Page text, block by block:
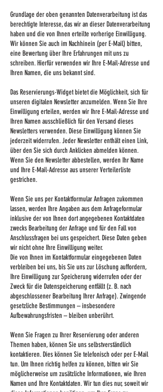
Grundlage der oben genannten Datenverarbeitung ist das
berechtigte Interesse, das wir an dieser Datenverarbeitung
haben und die von Ihnen erteilte vorherige Einwilligung.
Wir können Sie auch im Nachhinein (per E-Mail) bitten,
eine Bewertung über Ihre Erfahrungen mit uns zu
schreiben. Hierfür verwenden wir Ihre E-Mail-Adresse und
Ihren Namen, die uns bekannt sind.
Das Reservierungs-Widget bietet die Möglichkeit, sich für
unseren digitalen Newsletter anzumelden. Wenn Sie Ihre
Einwilligung erteilen, werden wir Ihre E-Mail-Adresse und
Ihren Namen ausschließlich für den Versand dieses
Newsletters verwenden. Diese Einwilligung können Sie
jederzeit widerrufen. Jeder Newsletter enthält einen Link,
über den Sie sich durch Anklicken abmelden können.
Wenn Sie den Newsletter abbestellen, werden Ihr Name
und Ihre E-Mail-Adresse aus unserer Verteilerliste
gestrichen.
Wenn Sie uns per Kontaktformular Anfragen zukommen
lassen, werden Ihre Angaben aus dem Anfrageformular
inklusive der von Ihnen dort angegebenen Kontaktdaten
zwecks Bearbeitung der Anfrage und für den Fall von
Anschlussfragen bei uns gespeichert. Diese Daten geben
wir nicht ohne Ihre Einwilligung weiter.
Die von Ihnen im Kontaktformular eingegebenen Daten
verbleiben bei uns, bis Sie uns zur Löschung auffordern,
Ihre Einwilligung zur Speicherung widerrufen oder der
Zweck für die Datenspeicherung entfällt (z. B. nach
abgeschlossener Bearbeitung Ihrer Anfrage). Zwingende
gesetzliche Bestimmungen – insbesondere
Aufbewahrungsfristen – bleiben unberührt.
Wenn Sie Fragen zu Ihrer Reservierung oder anderen
Themen haben, können Sie uns selbstverständlich
kontaktieren. Dies können Sie telefonisch oder per E-Mail
tun. Um Ihnen richtig helfen zu können, bitten wir Sie
möglicherweise um zusätzliche Informationen, wie Ihren
Namen und Ihre Kontaktdaten. Wir tun dies nur, soweit wir